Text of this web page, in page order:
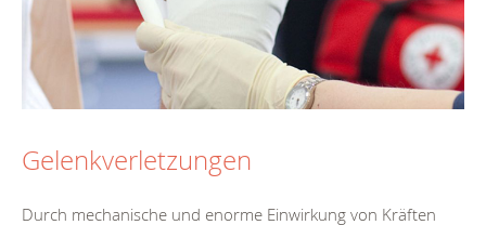
Gelenkverletzungen
Durch mechanische und enorme Einwirkung von Kräften